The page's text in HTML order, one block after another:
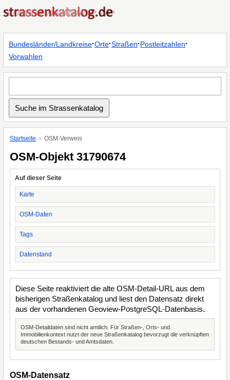
Bundesländer/Landkreise·Orte·Straßen·Postleitzahlen·
Vorwahlen
Startseite OSM-Verweis
OSM-Objekt 31790674
Auf dieser Seite
Karte
OSM-Daten
Tags
Datenstand
Diese Seite reaktiviert die alte OSM-Detail-URL aus dem
bisherigen Straßenkatalog und liest den Datensatz direkt
aus der vorhandenen Geoview-PostgreSQL-Datenbasis.
OSM-Detaildaten sind nicht amtlich. Für Straßen-, Orts- und
Immobilienkontext nutzt der neue Straßenkatalog bevorzugt die verknüpften
deutschen Bestands- und Amtsdaten.
OSM-Datensatz